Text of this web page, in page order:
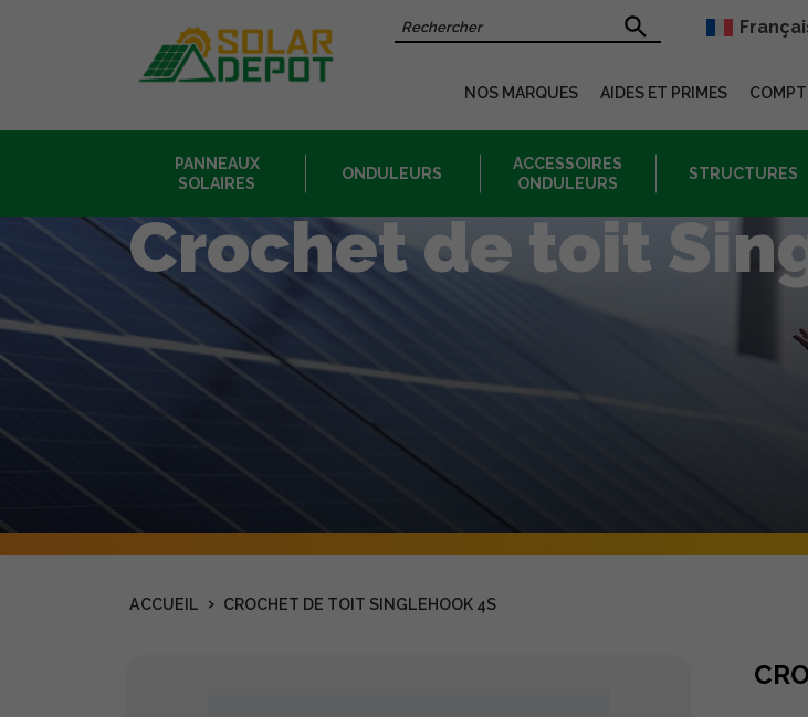
Recherche sur le site
NOS MARQUES AIDES ET PRIMES
PANNEAUX
SOLAIRES
ONDULEURS
ACCESSOIRES
ONDULEURS
STRUCTURES
Crochet de toit
ACCUEIL › CROCHET DE TOIT SINGLEHOOK 4S